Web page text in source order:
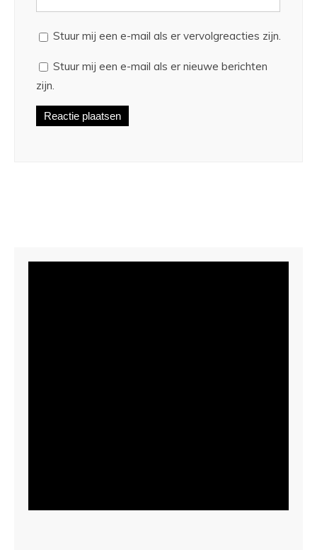
Stuur mij een e-mail als er vervolgreacties zijn.
Stuur mij een e-mail als er nieuwe berichten
zijn.